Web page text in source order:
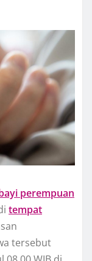
perempuan
tempat
tersebut